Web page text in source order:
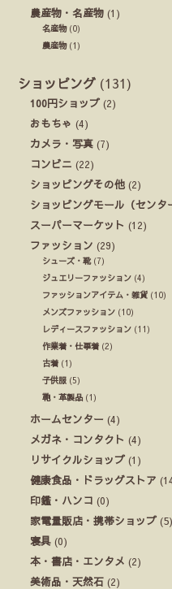
農産物・名産物 (1)
名産物(0)
農産物(1)
ショッピング (131)
100円ショップ (2)
おもちゃ (4)
カメラ・写真 (7)
コンビニ (22)
ショッピングその他 (2)
ショッピングモール（センタ
スーパーマーケット (12)
ファッション (29)
シューズ・靴(7)
ジュエリーファッション (4)
ファッションアイテム・雑貨 (10)
メンズファッション (10)
レディースファッション (11)
作業着・仕事着 (2)
古着 (1)
子供服 (5)
鞄・革製品 (1)
ホームセンター (4)
メガネ・コンタクト (4)
リサイクルショップ (1)
健康食品・ドラッグストア
印鑑・ハンコ (0)
家電量販店・携帯ショップ (5)
寝具 (0)
本・書店・エンタメ (2)
美術品・天然石 (2)